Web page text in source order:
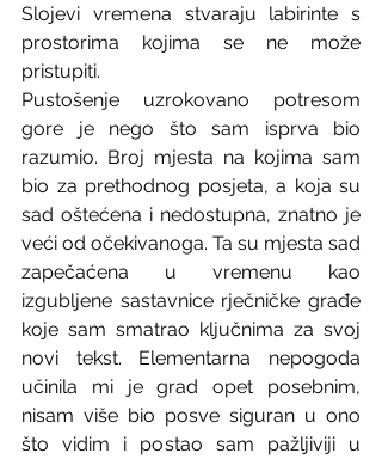
Slojevi vremena stvaraju labirinte s
prostorima kojima se ne može
pristupiti.
Pustošenje uzrokovano potresom
gore je nego što sam isprva bio
razumio. Broj mjesta na kojima sam
bio za prethodnog posjeta, a koja su
sad oštećena i nedostupna, znatno je
veći od očekivanoga. Ta su mjesta sad
zapečaćena u vremenu kao
izgubljene sastavnice rječničke građe
koje sam smatrao ključnima za svoj
novi tekst. Elementarna nepogoda
učinila mi je grad opet posebnim,
nisam više bio posve siguran u ono
što vidim i postao sam pažljiviji u